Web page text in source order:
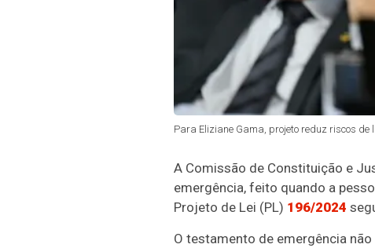
Para Eliziane Gama, projeto reduz riscos de
A Comissão de Constituição e
emergência, feito quando a
Projeto de Lei (PL) 196/2024
O testamento de emergência